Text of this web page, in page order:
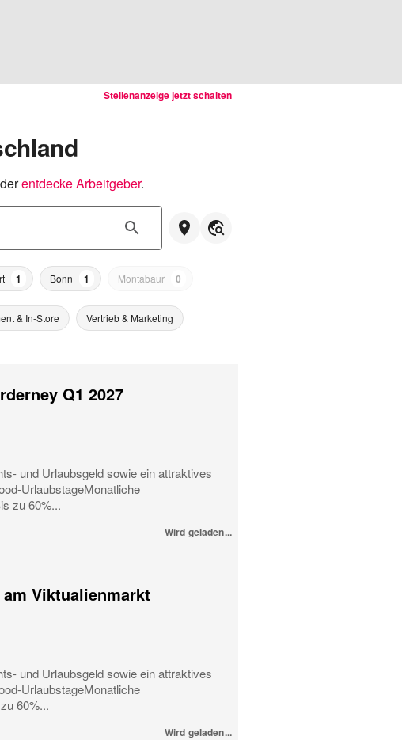
Stellenanzeige jetzt schalten
entdecke Arbeitgeber.
1 Bonn 1 Montabaur 0
& In-Store Vertrieb & Marketing
Q1 2027
und Urlaubsgeld sowie ein attraktives
UrlaubstageMonatliche
zu 60%...
Wird geladen...
Viktualienmarkt
und Urlaubsgeld sowie ein attraktives
UrlaubstageMonatliche
60%...
Wird geladen...